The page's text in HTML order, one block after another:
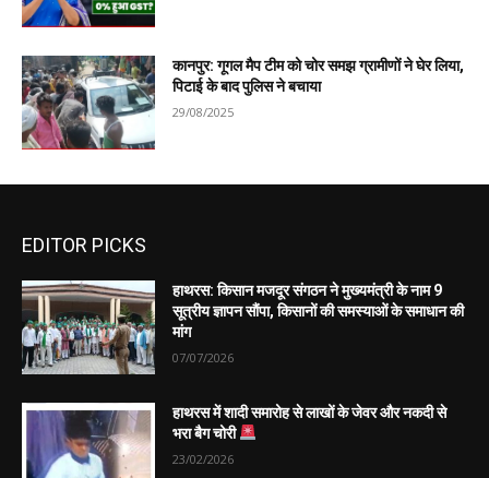
कानपुर: गूगल मैप टीम को चोर समझ ग्रामीणों ने घेर लिया,
पिटाई के बाद पुलिस ने बचाया
29/08/2025
EDITOR PICKS
हाथरस: किसान मजदूर संगठन ने मुख्यमंत्री के नाम 9
सूत्रीय ज्ञापन सौंपा, किसानों की समस्याओं के समाधान की
मांग
07/07/2026
हाथरस में शादी समारोह से लाखों के जेवर और नकदी से
भरा बैग चोरी
23/02/2026